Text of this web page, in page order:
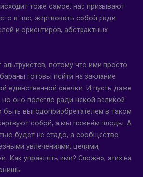
тоже самое: нас призывают
в нас, жертвовать собой ради
и ориентиров, абстрактных
потому что ими просто
готовы пойти на заклание
единственной овечки. И пусть даже
оно полегло ради некой великой
быть выгодоприобретателем в таком
собой, а мы пожнём плоды. А
будет не стадо, а сообщество
увлечениями, целями,
Как управлять ими? Сложно, этих на